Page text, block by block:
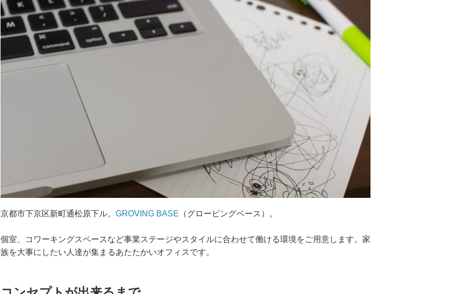
京都市下京区新町通松原下ル。 GROVING BASE （グロービングベース）。
個室、コワーキングスペースなど事業ステージやスタイルに合わせて働ける環境をご用意します。家
族を大事にしたい人達が集まるあたたかいオフィスです。